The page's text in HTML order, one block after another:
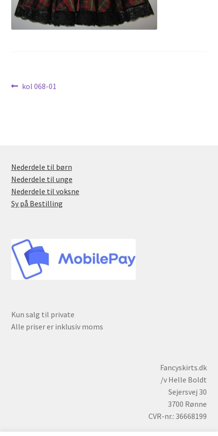
Nyheder
Indlægsnavigation
Forrige
kol 068-01
Nederdele til børn
Nederdele til unge
Nederdele til voksne
Sy på Bestilling
Kun salg til private
Alle priser er inklusiv moms
Fancyskirts.dk
/v Helle Boldt
Sejersvej 30
3700 Rønne
CVR-nr.: 36668199